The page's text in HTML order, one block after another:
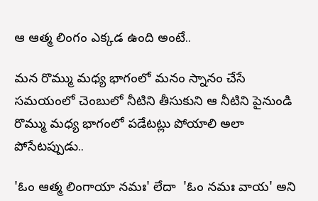
ఆ ఆత్మ లింగం ఎక్కడ ఉంది అంటే..
మన రొమ్ము మధ్య భాగంలో మనం స్నానం చేసే
సమయంలో చెంబులో నీటిని తీసుకుని ఆ నీటిని పైనుండి
రొమ్ము మధ్య భాగంలో పడేటట్లు పోయాలి అలా
పోసేటప్పుడు..
'ఓం ఆత్మ లింగాయా నమః' లేదా 'ఓం నమః శివాయ' అని